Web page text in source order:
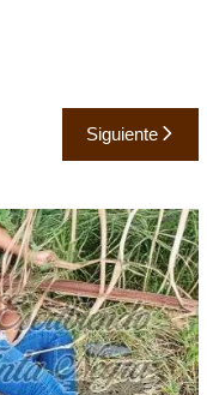
Siguiente